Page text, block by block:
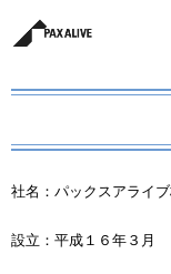
社名：パックスアライ
設立：平成１６年３月